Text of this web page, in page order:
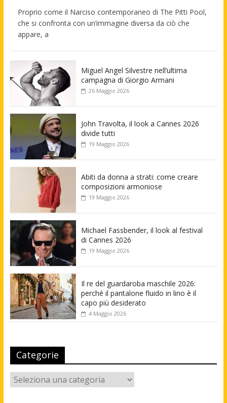
Proprio come il Narciso contemporaneo di The Pitti Pool,
che si confronta con un’immagine diversa da ciò che
appare, a
Miguel Angel Silvestre nell’ultima
campagna di Giorgio Armani
26 Maggio 2026
John Travolta, il look a Cannes 2026
divide tutti
19 Maggio 2026
Abiti da donna a strati: come creare
composizioni armoniose
19 Maggio 2026
Michael Fassbender, il look al festival
di Cannes 2026
19 Maggio 2026
Il re del guardaroba maschile 2026:
perché il pantalone fluido in lino è il
capo più desiderato
4 Maggio 2026
Categorie
Categorie